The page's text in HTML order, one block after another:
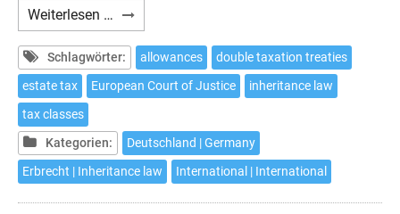
Weiterlesen … German
Inheritance
Tax
Schlagwörter: allowances
double taxation treaties
estate tax
European Court of Justice
inheritance law
tax classes
Kategorien:
Deutschland | Germany
Erbrecht | Inheritance law
International | International